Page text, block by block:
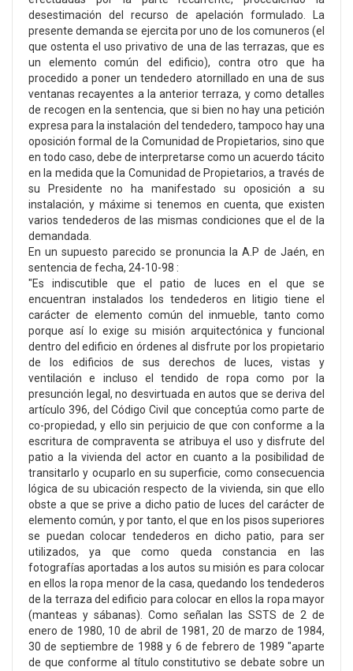
desestimación del recurso de apelación formulado. La
presente demanda se ejercita por uno de los comuneros (el
que ostenta el uso privativo de una de las terrazas, que es
un elemento común del edificio), contra otro que ha
procedido a poner un tendedero atornillado en una de sus
ventanas recayentes a la anterior terraza, y como detalles
de recogen en la sentencia, que si bien no hay una petición
expresa para la instalación del tendedero, tampoco hay una
oposición formal de la Comunidad de Propietarios, sino que
en todo caso, debe de interpretarse como un acuerdo tácito
en la medida que la Comunidad de Propietarios, a través de
su Presidente no ha manifestado su oposición a su
instalación, y máxime si tenemos en cuenta, que existen
varios tendederos de las mismas condiciones que el de la
demandada.
En un supuesto parecido se pronuncia la A.P de Jaén, en
sentencia de fecha, 24-10-98 :
"Es indiscutible que el patio de luces en el que se
encuentran instalados los tendederos en litigio tiene el
carácter de elemento común del inmueble, tanto como
porque así lo exige su misión arquitectónica y funcional
dentro del edificio en órdenes al disfrute por los propietario
de los edificios de sus derechos de luces, vistas y
ventilación e incluso el tendido de ropa como por la
presunción legal, no desvirtuada en autos que se deriva del
artículo 396, del Código Civil que conceptúa como parte de
co-propiedad, y ello sin perjuicio de que con conforme a la
escritura de compraventa se atribuya el uso y disfrute del
patio a la vivienda del actor en cuanto a la posibilidad de
transitarlo y ocuparlo en su superficie, como consecuencia
lógica de su ubicación respecto de la vivienda, sin que ello
obste a que se prive a dicho patio de luces del carácter de
elemento común, y por tanto, el que en los pisos superiores
se puedan colocar tendederos en dicho patio, para ser
utilizados, ya que como queda constancia en las
fotografías aportadas a los autos su misión es para colocar
en ellos la ropa menor de la casa, quedando los tendederos
de la terraza del edificio para colocar en ellos la ropa mayor
(manteas y sábanas). Como señalan las SSTS de 2 de
enero de 1980, 10 de abril de 1981, 20 de marzo de 1984,
30 de septiembre de 1988 y 6 de febrero de 1989 "aparte
de que conforme al título constitutivo se debate sobre un